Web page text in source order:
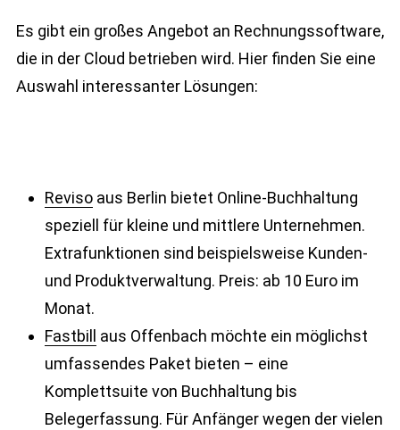
Es gibt ein großes Angebot an Rechnungssoftware,
die in der Cloud betrieben wird. Hier finden Sie eine
Auswahl interessanter Lösungen:
Revisoaus Berlin bietet Online-Buchhaltung
speziell für kleine und mittlere Unternehmen.
Extrafunktionen sind beispielsweise Kunden-
und Produktverwaltung. Preis: ab 10 Euro im
Monat.
Fastbill
aus Offenbach möchte ein möglichst
umfassendes Paket bieten – eine
Komplettsuite von Buchhaltung bis
Belegerfassung. Für Anfänger wegen der vielen